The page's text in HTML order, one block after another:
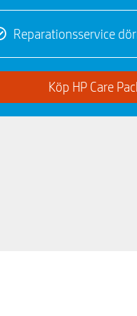
Reparationsservice
Köp HP Care